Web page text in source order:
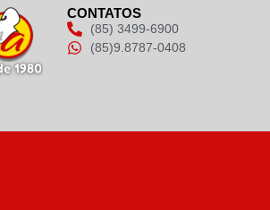
(85) 3499-6900
(85)9.8787-0408
CONTATOS